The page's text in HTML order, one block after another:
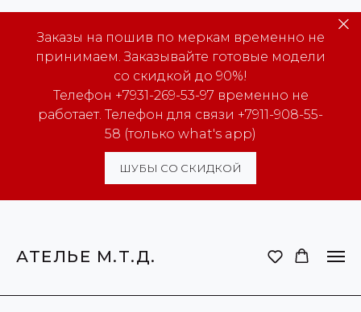
Заказы на пошив по меркам временно не
принимаем. Заказывайте готовые модели
со скидкой до 90%!
Телефон +7931-269-53-97 временно не
работает. Телефон для связи +7911-908-55-
58 (только what's app)
ШУБЫ СО СКИДКОЙ
АТЕЛЬЕ М.Т.Д.